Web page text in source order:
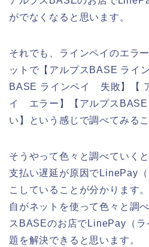
がでなくなると思います。
それでも、ラインペイのエラ
ットで【アルプスBASE ライ
BASE ラインペイ 失敗】【
イ エラー】【アルプス
い】という感じで調べてみる
そうやって色々と調べていく
支払い遅延が原因でLinePay
こしていることが分かります
自がネットを使って色々と調
スBASEのお店でLinePay（ラ
題を解決できると思います。